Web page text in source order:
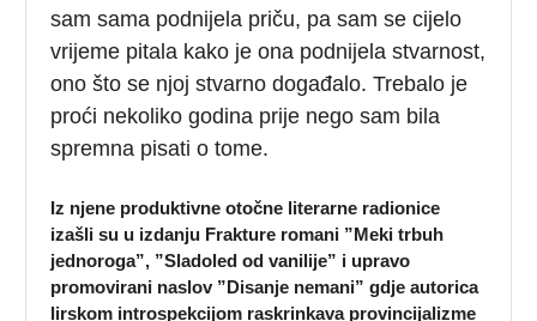
sam sama podnijela priču, pa sam se cijelo
vrijeme pitala kako je ona podnijela stvarnost,
ono što se njoj stvarno događalo. Trebalo je
proći nekoliko godina prije nego sam bila
spremna pisati o tome.
Iz njene produktivne otočne literarne radionice
izašli su u izdanju Frakture romani ”Meki trbuh
jednoroga”, ”Sladoled od vanilije” i upravo
promovirani naslov ”Disanje nemani” gdje autorica
lirskom introspekcijom raskrinkava provincijalizme